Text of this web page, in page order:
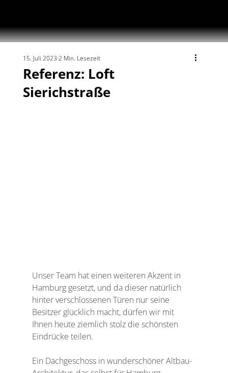
Referenz: Loft
Sierichstraße
15. Juli 2023 2 Min. Lesezeit
Unser Team hat einen weiteren Akzent in
Hamburg gesetzt, und da dieser natürlich
hinter verschlossenen Türen nur seine
Besitzer glücklich macht, dürfen wir mit
Ihnen heute ziemlich stolz die schönsten
Eindrücke teilen.
Ein Dachgeschoss in wunderschöner Altbau-